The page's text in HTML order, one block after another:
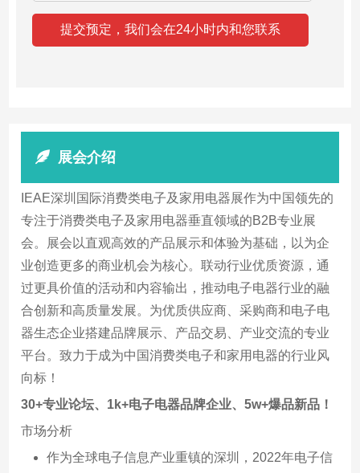
展会介绍
IEAE深圳国际消费类电子及家用电器展作为中国领先的
专注于消费类电子及家用电器垂直领域的B2B专业展
会。展会以直观高效的产品展示和体验为基础，以为企
业创造更多的商业机会为核心。联动行业优质资源，通
过更具价值的活动和内容输出，推动电子电器行业的融
合创新和高质量发展。为优质供应商、采购商和电子电
器生态企业搭建品牌展示、产品交易、产业交流的专业
平台。致力于成为中国消费类电子和家用电器的行业风
向标！
30+专业论坛、1k+电子电器品牌企业、5w+爆品新品！
市场分析
作为全球电子信息产业重镇的深圳，2022年电子信